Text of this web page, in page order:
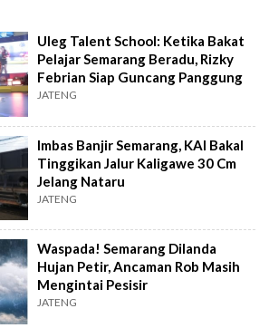
Uleg Talent School: Ketika Bakat
Pelajar Semarang Beradu, Rizky
Febrian Siap Guncang Panggung
JATENG
Imbas Banjir Semarang, KAI Bakal
Tinggikan Jalur Kaligawe 30 Cm
Jelang Nataru
JATENG
Waspada! Semarang Dilanda
Hujan Petir, Ancaman Rob Masih
Mengintai Pesisir
JATENG